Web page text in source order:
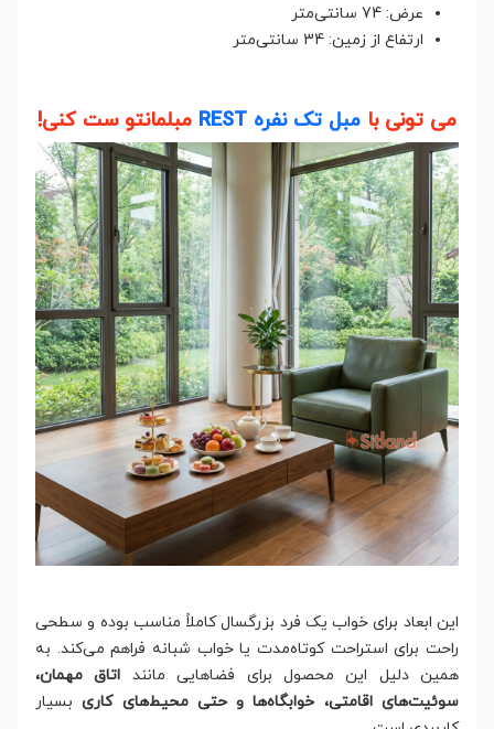
عرض: 74 سانتی‌متر
ارتفاع از زمین: 34 سانتی‌متر
می تونی با مبل تک نفره REST مبلمانتو ست کنی!
این ابعاد برای خواب یک فرد بزرگسال کاملاً مناسب بوده و سطحی
راحت برای استراحت کوتاه‌مدت یا خواب شبانه فراهم می‌کند. به
همین دلیل این محصول برای فضاهایی مانند اتاق مهمان،
سوئیت‌های اقامتی، خوابگاه‌ها و حتی محیط‌های کاریبسیار